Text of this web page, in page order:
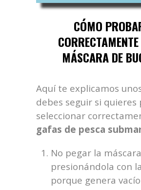
CÓMO
MÁSCARA DE
Aquí te explicamos
debes seguir si quieres
seleccionar
gafas de pesca
No pegar la
presionándola con
porque genera